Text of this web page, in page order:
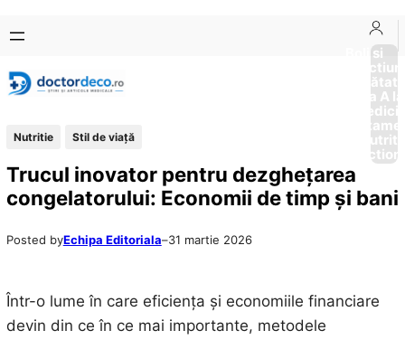
conținut
content
Boli si
Afectiuni
Sănătate
de la A
Nutritie Stil de viaţă
Trucul inovator pentru dezghețarea
congelatorului: Economii de timp și bani
Posted byEchipa Editoriala–31 martie 2026
Într-o lume în care eficiența și economiile financiare
devin din ce în ce mai importante, metodele